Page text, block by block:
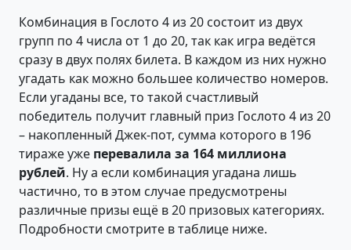
Комбинация в Гослото 4 из 20 состоит из двух
групп по 4 числа от 1 до 20, так как игра ведётся
сразу в двух полях билета. В каждом из них нужно
угадать как можно большее количество номеров.
Если угаданы все, то такой счастливый
победитель получит главный приз Гослото 4 из 20
– накопленный Джек-пот, сумма которого в 196
тираже уже перевалила за 164 миллиона
рублей. Ну а если комбинация угадана лишь
частично, то в этом случае предусмотрены
различные призы ещё в 20 призовых категориях.
Подробности смотрите в таблице ниже.